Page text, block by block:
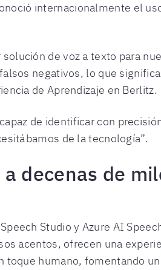
internacionalmente el
de voz a texto para
negativos, lo que
de Aprendizaje en Berlitz.
de identificar con
de la tecnología”.
decenas de
Studio y Azure AI
acentos, ofrecen una
humano, fomentando